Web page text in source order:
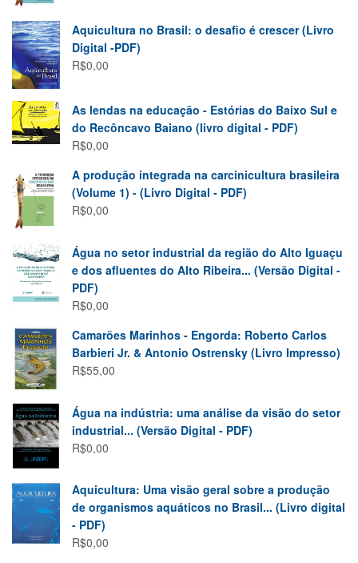
Aquicultura no Brasil: o desafio é crescer (Livro
Digital -PDF)
R$0,00
As lendas na educação - Estórias do Baixo Sul e
do Recôncavo Baiano (livro digital - PDF)
R$0,00
A produção integrada na carcinicultura brasileira
(Volume 1) - (Livro Digital - PDF)
R$0,00
Água no setor industrial da região do Alto Iguaçu
e dos afluentes do Alto Ribeira... (Versão Digital -
PDF)
R$0,00
Camarões Marinhos - Engorda: Roberto Carlos
Barbieri Jr. & Antonio Ostrensky (Livro Impresso)
R$55,00
Água na indústria: uma análise da visão do setor
industrial... (Versão Digital - PDF)
R$0,00
Aquicultura: Uma visão geral sobre a produção
de organismos aquáticos no Brasil... (Livro digital
- PDF)
R$0,00